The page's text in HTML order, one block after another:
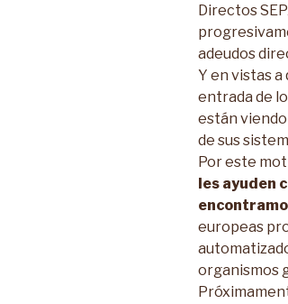
Directos
adeudos
Y en vistas a
entrada de
están viendo
de sus
Por este
les ayuden
europeas
organismos